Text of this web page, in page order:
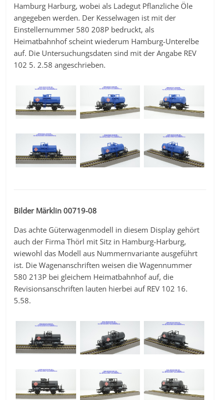
Hamburg Harburg, wobei als Ladegut Pflanzliche Öle
angegeben werden. Der Kesselwagen ist mit der
Einstellernummer 580 208P bedruckt, als
Heimatbahnhof scheint wiederum Hamburg-Unterelbe
auf. Die Untersuchungsdaten sind mit der Angabe REV
102 5. 2.58 angeschrieben.
Bilder Märklin 00719-08
Das achte Güterwagenmodell in diesem Display gehört
auch der Firma Thörl mit Sitz in Hamburg-Harburg,
wiewohl das Modell aus Nummernvariante ausgeführt
ist. Die Wagenanschriften weisen die Wagennummer
580 213P bei gleichem Heimatbahnhof auf, die
Revisionsanschriften lauten hierbei auf REV 102 16.
5.58.